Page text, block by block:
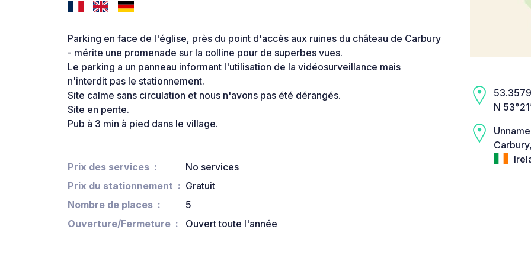
Parking en face de l'église, près du point d'accès aux ruines du château de Carbury
- mérite une promenade sur la colline pour de superbes vues.
Le parking a un panneau informant l'utilisation de la vidéosurveillance mais
n'interdit pas le stationnement.
Site calme sans circulation et nous n'avons pas été dérangés.
Site en pente.
Pub à 3 min à pied dans le village.
Prix des services
No services
Prix du stationnement
Gratuit
Nombre de places
5
Ouverture/Fermeture
Ouvert toute l'année
N